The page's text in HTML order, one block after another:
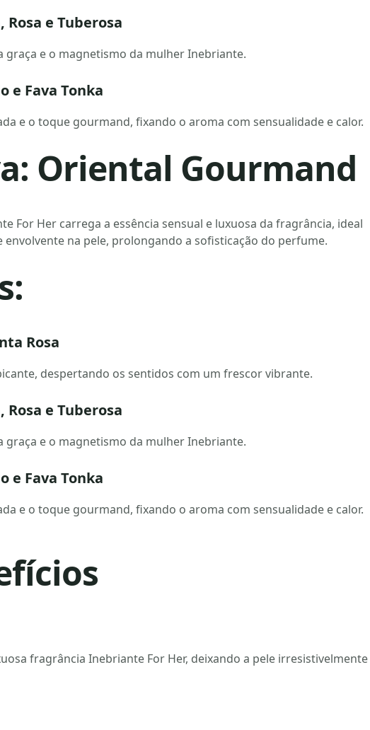
e Tuberosa
e o magnetismo da mulher Inebriante.
e Fava Tonka
e o toque gourmand, fixando o aroma com sensualidade e calor.
Oriental Gourmand
For Her carrega a essência sensual e luxuosa da fragrância, ideal
na pele, prolongando a sofisticação do perfume.
Rosa
despertando os sentidos com um frescor vibrante.
e Tuberosa
e o magnetismo da mulher Inebriante.
e Fava Tonka
e o toque gourmand, fixando o aroma com sensualidade e calor.
fragrância Inebriante For Her, deixando a pele irresistivelmente